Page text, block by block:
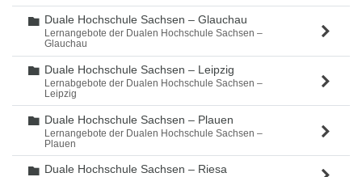
Ordner
Duale Hochschule Sachsen – Glauchau
Lernangebote der Dualen Hochschule Sachsen –
Glauchau
Ordner
Duale Hochschule Sachsen – Leipzig
Lernabgebote der Dualen Hochschule Sachsen –
Leipzig
Ordner
Duale Hochschule Sachsen – Plauen
Lernangebote der Dualen Hochschule Sachsen –
Plauen
Ordner
Duale Hochschule Sachsen – Riesa